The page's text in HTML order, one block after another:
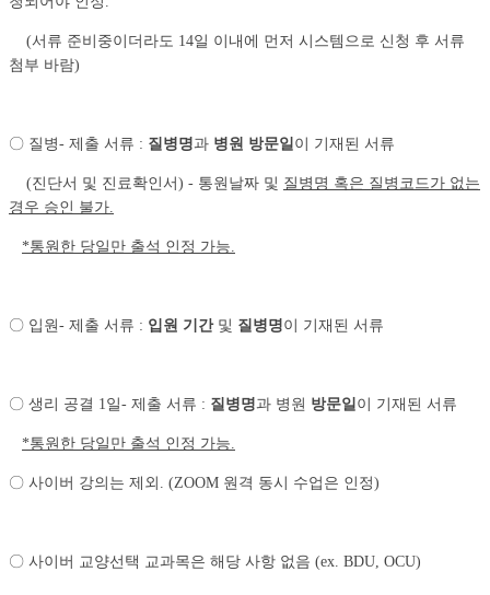
(서류 준비중이더라도 14일 이내에 먼저 시스템으로 신청 후 서류
첨부 바람)
〇 질병- 제출 서류 : 질병명과 병원 방문일 이 기재된 서류
(진단서 및 진료확인서) - 통원날짜 및 질병명 혹은 질병코드가 없는
경우 승인 불가.
*통원한 당일만 출석 인정 가능.
〇 입원- 제출 서류 : 입원 기간및 질병명이 기재된 서류
〇 생리 공결 1일- 제출 서류 : 질병명과 병원 방문일 이 기재된 서류
*통원한 당일만 출석 인정 가능.
〇 사이버 강의는 제외. (ZOOM 원격 동시 수업은 인정)
〇 사이버 교양선택 교과목은 해당 사항 없음 (ex. BDU, OCU)